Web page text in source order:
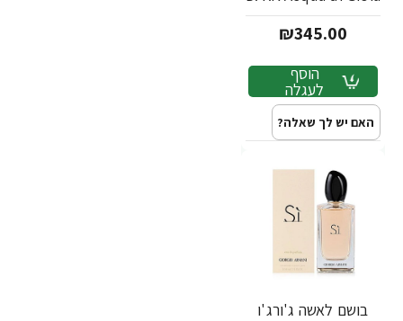
100 מ"ל - מבית
Giorgio Armani
₪345.00
הוסף
לעגלה
האם יש לך שאלה?
בושם לאשה ג'ורג'ו